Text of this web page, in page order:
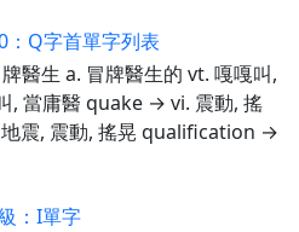
：Q字首單字列表
醫生 a. 冒牌醫生的 vt. 嘎嘎叫,
, 當庸醫 quake → vi. 震動, 搖
地震, 震動, 搖晃 qualification →
：I單字